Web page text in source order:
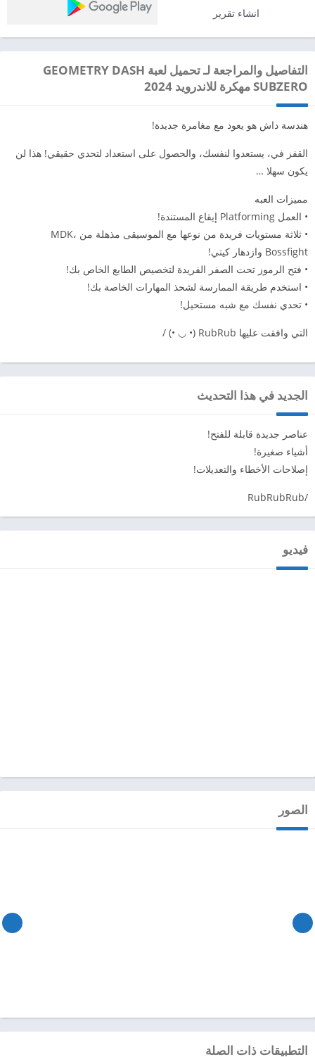
انشاء تقرير
التفاصيل والمراجعة لـ تحميل لعبة GEOMETRY DASH
SUBZERO مهكرة للاندرويد 2024
هندسة داش هو يعود مع مغامرة جديدة!
القفز في، يستعدوا لنفسك، والحصول على استعداد لتحدي حقيقي! هذا لن
يكون سهلا …
مميزات العبه
• العمل Platforming إيقاع المستندة!
• ثلاثة مستويات فريدة من نوعها مع الموسيقى مذهلة من MDK،
Bossfight وازدهار كيتي!
• فتح الرموز تحت الصفر الفريدة لتخصيص الطابع الخاص بك!
• استخدم طريقة الممارسة لشحذ المهارات الخاصة بك!
• تحدي نفسك مع شبه مستحيل!
التي وافقت عليها RubRub (• ◡ •) /
الجديد في هذا التحديث
عناصر جديدة قابلة للفتح!
أشياء صغيرة!
إصلاحات الأخطاء والتعديلات!
/RubRubRub
فيديو
الصور
التطبيقات ذات الصلة